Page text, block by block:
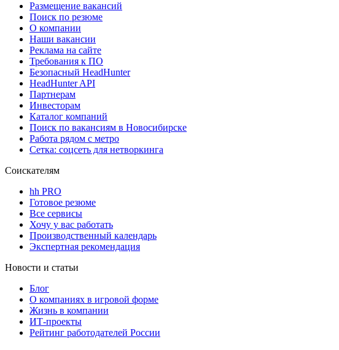
Размещение вакансий
Поиск по резюме
О компании
Наши вакансии
Реклама на сайте
Требования к ПО
Безопасный HeadHunter
HeadHunter API
Партнерам
Инвесторам
Каталог компаний
Поиск по вакансиям в Новосибирске
Работа рядом с метро
Сетка: соцсеть для нетворкинга
Соискателям
hh PRO
Готовое резюме
Все сервисы
Хочу у вас работать
Производственный календарь
Экспертная рекомендация
Новости и статьи
Блог
О компаниях в игровой форме
Жизнь в компании
ИТ-проекты
Рейтинг работодателей России